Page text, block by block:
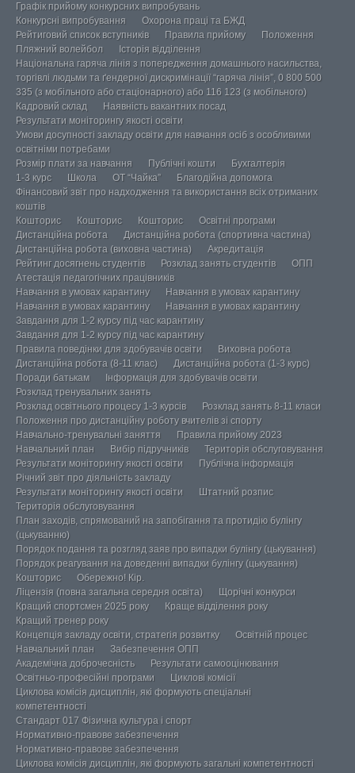
Графік прийому конкурсних випробувань
Конкурсні випробування
Охорона праці та БЖД
Рейтиговий список вступників
Правила прийому
Положення
Пляжний волейбол
Історія відділення
Національна гаряча лінія з попередження домашнього насильства,
торгівлі людьми та ґендерної дискримінації “гаряча лінія”, 0 800 500
335 (з мобільного або стаціонарного) або 116 123 (з мобільного)
Кадровий склад
Наявність вакантних посад
Результати моніторингу якості освіти
Умови досупності закладу освіти для навчання осіб з особливими
освітніми потребами
Розмір плати за навчання
Публічні кошти
Бухгалтерія
1-3 курс
Школа ОТ “Чайка”
Благодійна допомога
Фінансовий звіт про надходження та використання всіх отриманих
коштів
Кошторис
Кошторис Кошторис
Освітні програми
Дистанційна робота
Дистанційна робота (спортивна частина)
Дистанційна робота (виховна частина)
Акредитація
Рейтинг досягнень студентів
Розклад занять студентів
ОПП
Атестація педагогічних працівників
Навчання в умовах карантину
Навчання в умовах карантину
Навчання в умовах карантину
Навчання в умовах карантину
Завдання для 1-2 курсу під час карантину
Завдання для 1-2 курсу під час карантину
Правила поведінки для здобувачів освіти
Виховна робота
Дистанційна робота (8-11 клас)
Дистанційна робота (1-3 курс)
Поради батькам
Інформація для здобувачів освіти
Розклад тренувальних занять
Розклад освітнього процесу 1-3 курсів
Розклад занять 8-11 класи
Положення про дистанційну роботу вчителів зі спорту
Навчально-тренувальні заняття
Правила прийому 2023
Навчальний план
Вибір підручників
Територія обслуговування
Результати моніторингу якості освіти
Публічна інформація
Річний звіт про діяльність закладу
Результати моніторингу якості освіти
Штатний розпис
Територія обслуговування
План заходів, спрямований на запобігання та протидію булінгу
(цькуванню)
Порядок подання та розгляд заяв про випадки булінгу (цькування)
Порядок реагування на доведенні випадки булінгу (цькування)
Кошторис
Обережно! Кір.
Ліцензія (повна загальна середня освіта)
Щорічні конкурси
Кращий спортсмен 2025 року
Краще відділення року
Кращий тренер року
Концепція закладу освіти, стратегія розвитку
Освітній процес
Навчальний план
Забезпечення ОПП
Академічна доброчесність
Результати самооцінювання
Освітньо-професійні програми
Циклові комісії
Циклова комісія дисциплін, які формують спеціальні
компетентності
Стандарт 017 Фізична культура і спорт
Нормативно-правове забезпечення
Нормативно-правове забезпечення
Циклова комісія дисциплін, які формують загальні компетентності